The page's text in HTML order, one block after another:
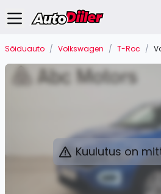
Sõiduauto / Volkswagen / T-Roc /
Kuulutus on